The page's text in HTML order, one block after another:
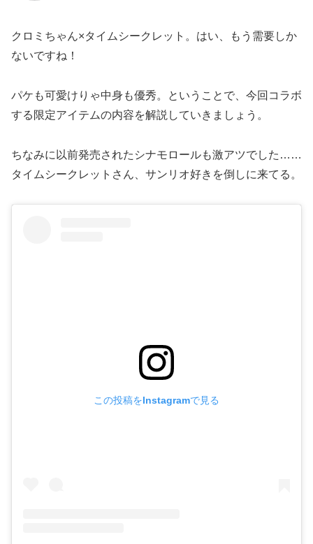
クロミちゃん×タイムシークレット。はい、もう需要しか
ないですね！
パケも可愛けりゃ中身も優秀。ということで、今回コラボ
する限定アイテムの内容を解説していきましょう。
ちなみに以前発売されたシナモロールも激アツでした……
タイムシークレットさん、サンリオ好きを倒しに来てる。
この投稿をInstagramで見る